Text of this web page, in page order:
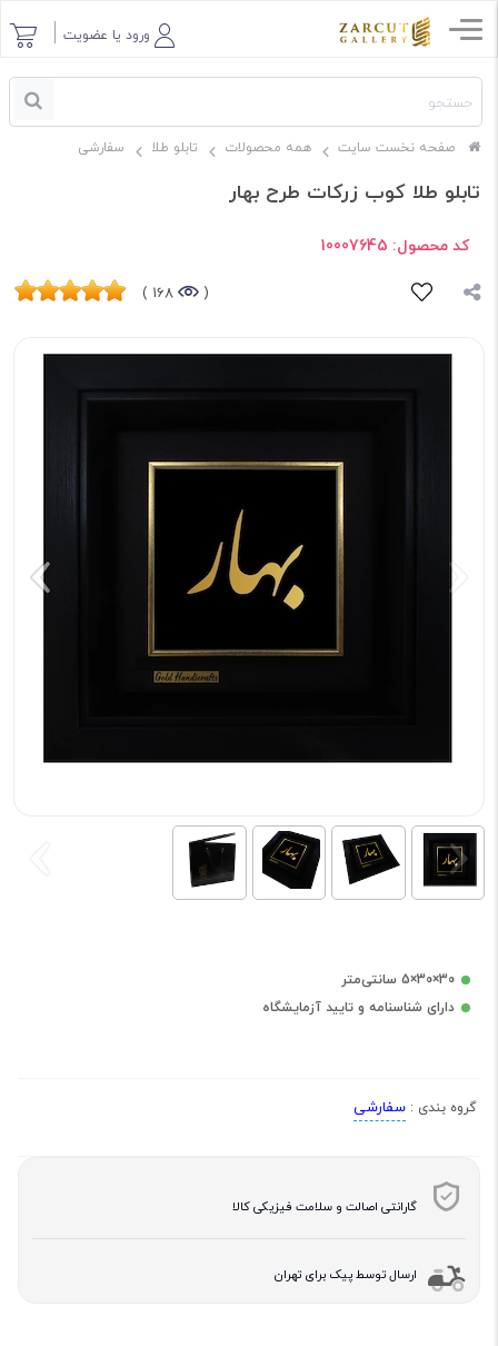
ورود یا عضویت
صفحه نخست سایت همه محصولات تابلو طلا سفارشی
تابلو طلا کوب زرکات طرح بهار
کد محصول: 10007645
(
168 )
30×30×5 سانتی‌متر
دارای شناسنامه و تایید آزمایشگاه
گروه بندی : سفارشی
گارانتی اصالت و سلامت فیزیکی کالا
ارسال توسط پیک برای تهران